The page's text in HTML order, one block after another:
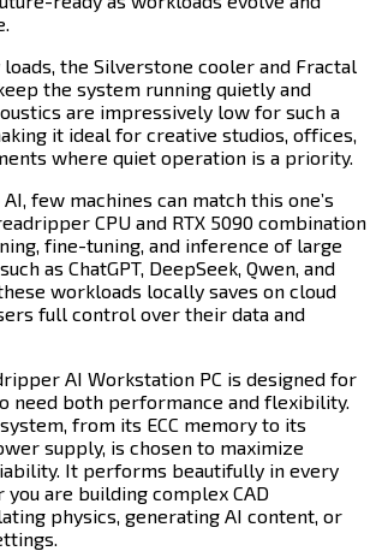
loads, the Silverstone cooler and Fractal
the system running quietly and
are impressively low for such a
it ideal for creative studios, offices,
few machines can match this one’s
CPU and RTX 5090 combination
fine-tuning, and inference of large
as ChatGPT, DeepSeek, Qwen, and
workloads locally saves on cloud
full control over their data and
AI Workstation PC is designed for
need both performance and flexibility.
from its ECC memory to its
supply, is chosen to maximize
It performs beautifully in every
are building complex CAD
physics, generating AI content, or